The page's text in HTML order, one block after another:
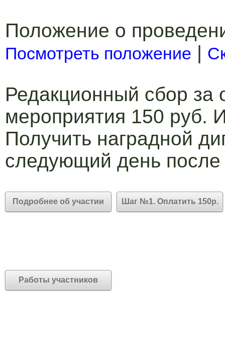
Положение о
Посмотреть положение |
Редакционный сбор за
мероприятия 150 руб.
Получить наградной
следующий день
Подробнее об участии Шаг №1. Оплатить 150р.
Работы участников